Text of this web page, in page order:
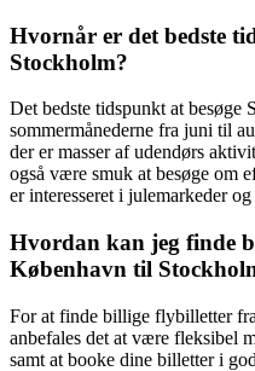
Hvornår er det bedste
Stockholm?
Det bedste tidspunkt at besøge
sommermånederne fra juni til
der er masser af udendørs
også være smuk at besøge om
er interesseret i julemarkeder
Hvordan kan jeg finde
København til
For at finde billige flybilletter
anbefales det at være fleksibel
samt at booke dine billetter i